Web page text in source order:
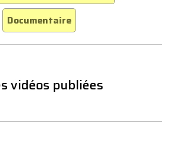
Documentaire
vidéos publiées